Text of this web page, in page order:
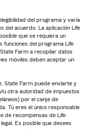
del programa y varía
del acuerdo. La aplicación Life
que se requiera un
funciones del programa Life
Farm a recopilar datos
móviles deben aceptar un
State Farm puede enviarte y
u otra autoridad de impuestos
por el canje de
Tú eres el único responsable
de recompensas de Life
Es posible que desees